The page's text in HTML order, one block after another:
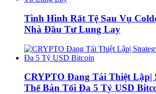
Tình Hình Rất Tệ Sau Vụ
Nhà Đầu Tư Lung Lay
CRYPTO Đang Tái Thiệt Lập|
Thể Bán Tối Đa 5 Tỷ USD